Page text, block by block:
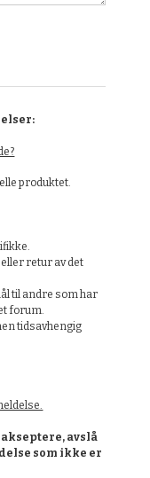
produktet.
retur av det
til andre som har
forum.
tidsavhengig
avslå
som ikke er